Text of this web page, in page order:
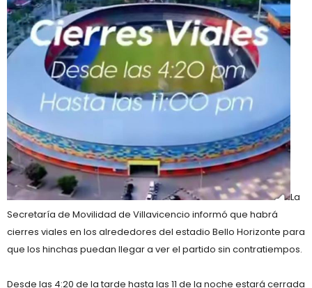
La
Secretaría de Movilidad de Villavicencio informó que habrá
cierres viales en los alrededores del estadio Bello Horizonte para
que los hinchas puedan llegar a ver el partido sin contratiempos.
Desde las 4:20 de la tarde hasta las 11 de la noche estará cerrada